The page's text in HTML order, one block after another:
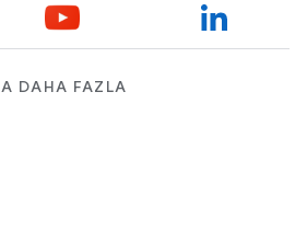
DAHA FAZLA